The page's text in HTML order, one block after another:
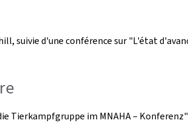
suivie d'une conférence sur "L'état
Tierkampfgruppe im MNAHA – Konferenz